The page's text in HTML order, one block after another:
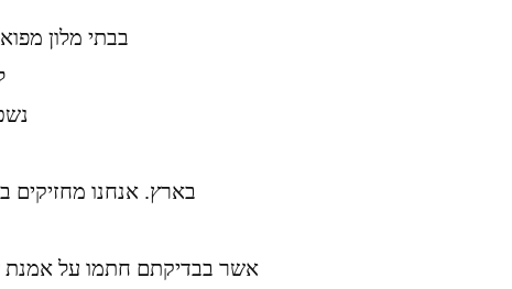
בבתי מלון
בארץ. אנחנו
אשר בבדיקתם חתמו על אמנת